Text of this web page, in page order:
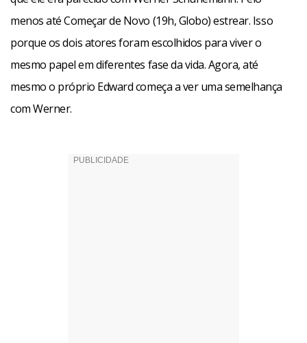
pela sutileza, a referência está lá no sotaque e nos gestos”.
Todos esses novatos podem crescer com uma experiência
de tanta responsabilidade.
menos até Começar de Novo (19h, Globo) estrear. Isso
porque os dois atores foram escolhidos para viver o
mesmo papel em diferentes fase da vida. Agora, até
mesmo o próprio Edward começa a ver uma semelhança
com Werner.